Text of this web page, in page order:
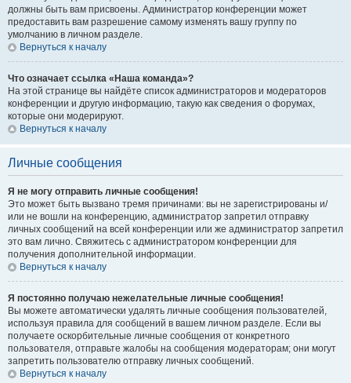
должны быть вам присвоены. Администратор конференции может
предоставить вам разрешение самому изменять вашу группу по
умолчанию в личном разделе.
Вернуться к началу
Что означает ссылка «Наша команда»?
На этой странице вы найдёте список администраторов и модераторов
конференции и другую информацию, такую как сведения о форумах,
которые они модерируют.
Вернуться к началу
Личные сообщения
Я не могу отправить личные сообщения!
Это может быть вызвано тремя причинами: вы не зарегистрированы и/
или не вошли на конференцию, администратор запретил отправку
личных сообщений на всей конференции или же администратор запретил
это вам лично. Свяжитесь с администратором конференции для
получения дополнительной информации.
Вернуться к началу
Я постоянно получаю нежелательные личные сообщения!
Вы можете автоматически удалять личные сообщения пользователей,
используя правила для сообщений в вашем личном разделе. Если вы
получаете оскорбительные личные сообщения от конкретного
пользователя, отправьте жалобы на сообщения модераторам; они могут
запретить пользователю отправку личных сообщений.
Вернуться к началу